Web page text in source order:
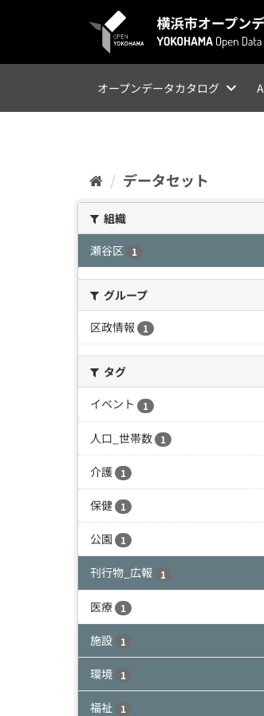
オープンデータカタログ
データセット
組織
瀬谷区
1
グループ
区政情報
1
タグ
イベント
1
人口_世帯数 1
介護 1
保健 1
公園 1
刊行物_広報 1
医療 1
施設 1
環境 1
福祉 1